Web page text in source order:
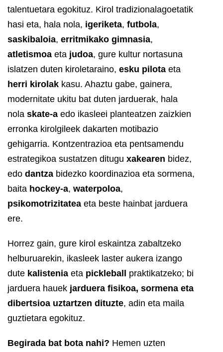
talentuetara egokituz. Kirol tradizionalagoetatik
hasi eta, hala nola, igeriketa, futbola,
saskibaloia, erritmikako gimnasia,
atletismoa eta judoa, gure kultur nortasuna
islatzen duten kiroletaraino, esku pilota eta
herri kirolak kasu. Ahaztu gabe, gainera,
modernitate ukitu bat duten jarduerak, hala
nola skate-a edo ikasleei planteatzen zaizkien
erronka kirolgileek dakarten motibazio
gehigarria. Kontzentrazioa eta pentsamendu
estrategikoa sustatzen ditugu xakearen bidez,
edo dantza bidezko koordinazioa eta sormena,
baita hockey-a, waterpoloa,
psikomotrizitatea eta beste hainbat jarduera
ere.
Horrez gain, gure kirol eskaintza zabaltzeko
helburuarekin, ikasleek laster aukera izango
dute kalistenia eta pickleball praktikatzeko; bi
jarduera hauek jarduera fisikoa, sormena eta
dibertsioa uztartzen dituzte, adin eta maila
guztietara egokituz.
Begirada bat bota nahi? Hemen uzten